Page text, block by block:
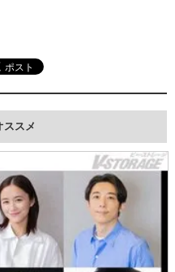
ススメ